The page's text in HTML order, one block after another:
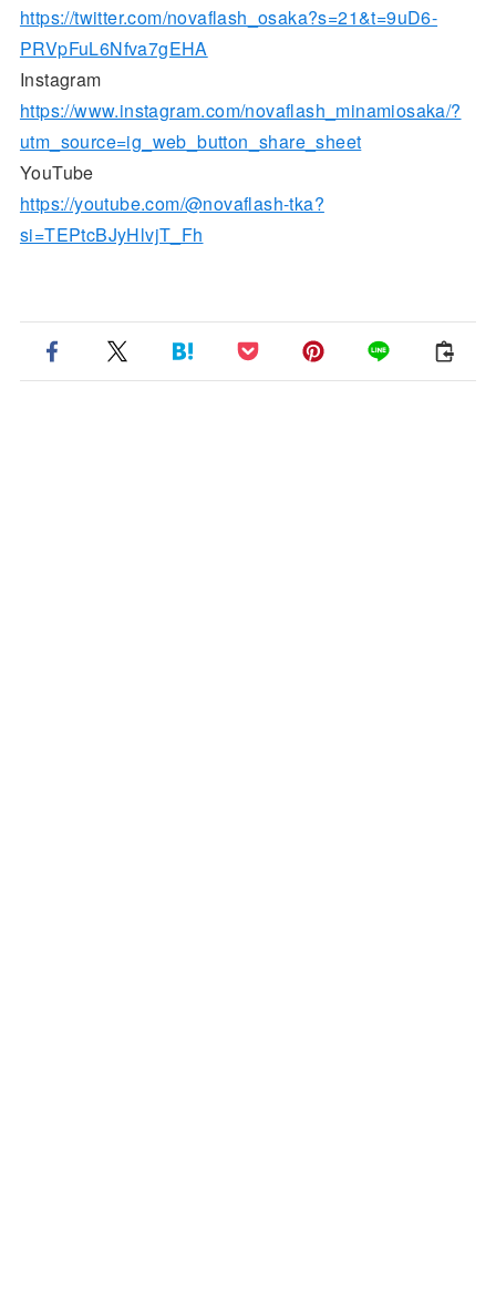
https://twitter.com/novaflash_osaka?s=21&t=9uD6-
PRVpFuL6Nfva7gEHA
Instagram
https://www.instagram.com/novaflash_minamiosaka/?
utm_source=ig_web_button_share_sheet
YouTube
https://youtube.com/@novaflash-tka?
si=TEPtcBJyHlvjT_Fh